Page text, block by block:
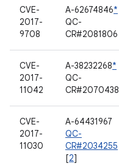
CVE-
2017-
9708
A-62674846*
QC-
CR#2081806
CVE-
2017-
11042
A-38232268*
QC-
CR#2070438
CVE-
2017-
11030
A-64431967
QC-
CR#2034255
[2]